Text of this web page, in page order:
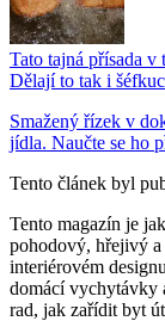
Tato tajná přísada
Dělají to tak i
Smažený řízek v
jídla. Naučte se ho
Tento článek byl
Tento magazín je
pohodový, hřejivý
interiérovém
domácí vychytávky
rad, jak zařídit byt